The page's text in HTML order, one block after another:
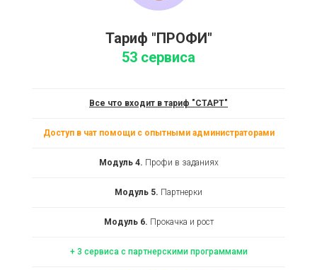
Тариф "ПРОФИ"
53 сервиса
Все что входит в тариф "СТАРТ"
Доступ в чат помощи с опытными администраторами
Модуль 4. Профи в заданиях
Модуль 5. Партнерки
Модуль 6. Прокачка и рост
+ 3 сервиса с партнерскими программами